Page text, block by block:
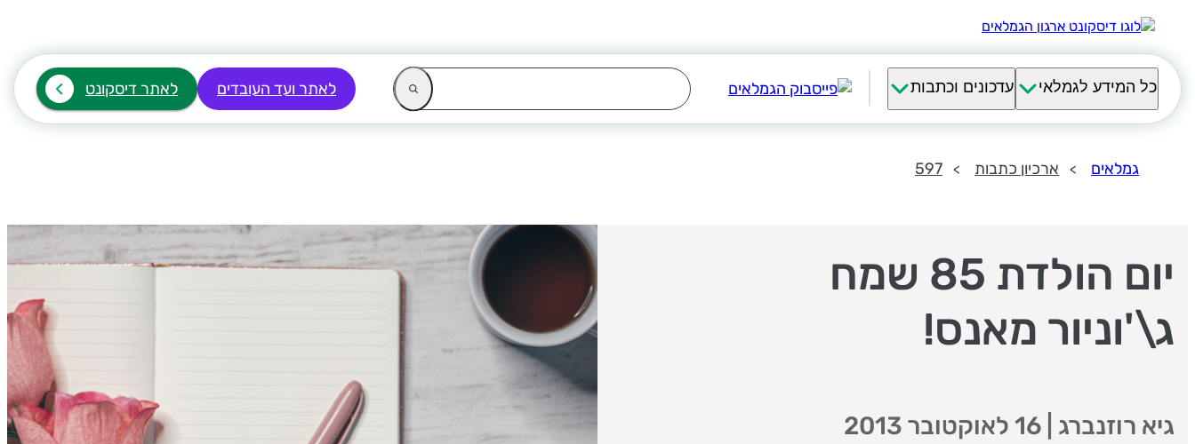
כל המידע לגמלאי עדכונים וכתבות לאתר ועד העובדים לאתר דיסקונט
גמלאים ארכיון כתבות 597
יום הולדת 85 שמח
ג\'וניור מאנס!
גיא רוזנברג